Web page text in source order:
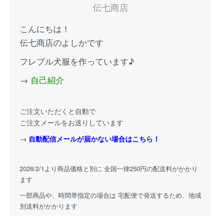
伝七商店
こんにちは！
伝七商店のよしかです
フレブル犬服を作っています♪
→ 自己紹介
ご注文いただくと自動で
ご注文メールをお送りしています
→ 自動配信メールが届かない場合はこちら！
2026/2/1より商品価格と別に 全国一律250円の配送料がかかり
ます
一部商品や、時間帯指定の場合は 宅配便で発送するため、地域
別送料がかかります